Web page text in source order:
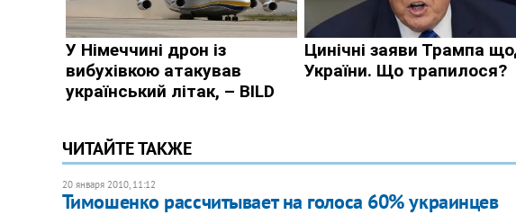
ЧИТАЙТЕ ТАКЖЕ
20 января 2010, 11:12
Тимошенко рассчитывает на голоса 60% украинцев